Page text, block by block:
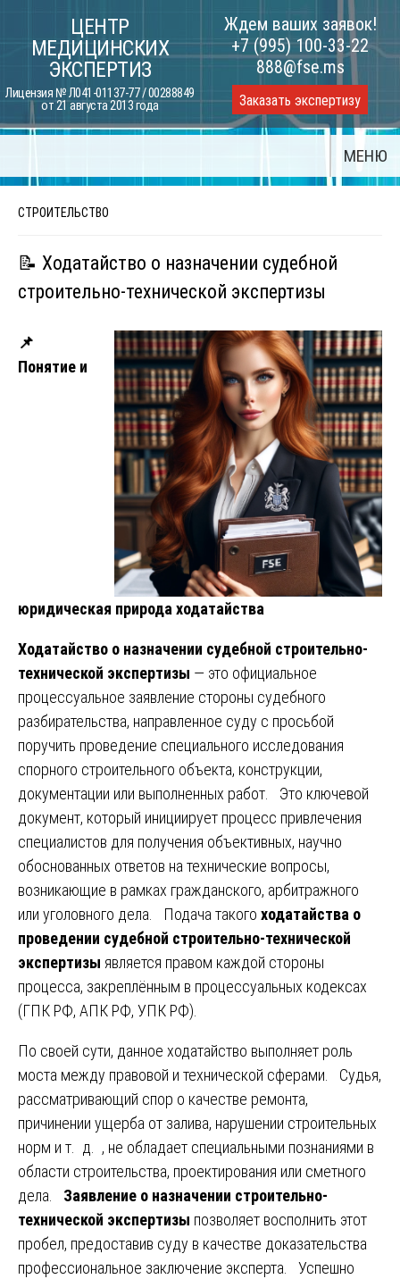
content
ЦЕНТР
МЕДИЦИНСКИХ
ЭКСПЕРТИЗ
Лицензия № Л041-01137-77 / 00288849
от 21 августа 2013 года
Ждем ваших заявок!
+7 (995) 100-33-22
888@fse.ms
Заказать экспертизу
МЕНЮ
СТРОИТЕЛЬСТВО
📝 Ходатайство о назначении судебной
строительно-технической экспертизы
📌
Понятие и
юридическая природа ходатайства
Ходатайство о назначении судебной строительно-
технической экспертизы — это официальное
процессуальное заявление стороны судебного
разбирательства, направленное суду с просьбой
поручить проведение специального исследования
спорного строительного объекта, конструкции,
документации или выполненных работ. Это ключевой
документ, который инициирует процесс привлечения
специалистов для получения объективных, научно
обоснованных ответов на технические вопросы,
возникающие в рамках гражданского, арбитражного
или уголовного дела. Подача такого ходатайства о
проведении судебной строительно-технической
экспертизы является правом каждой стороны
процесса, закреплённым в процессуальных кодексах
(ГПК РФ, АПК РФ, УПК РФ).
По своей сути, данное ходатайство выполняет роль
моста между правовой и технической сферами. Судья,
рассматривающий спор о качестве ремонта,
причинении ущерба от залива, нарушении строительных
норм и т. д. , не обладает специальными познаниями в
области строительства, проектирования или сметного
дела. Заявление о назначении строительно-
технической экспертизы позволяет восполнить этот
пробел, предоставив суду в качестве доказательства
профессиональное заключение эксперта. Успешно